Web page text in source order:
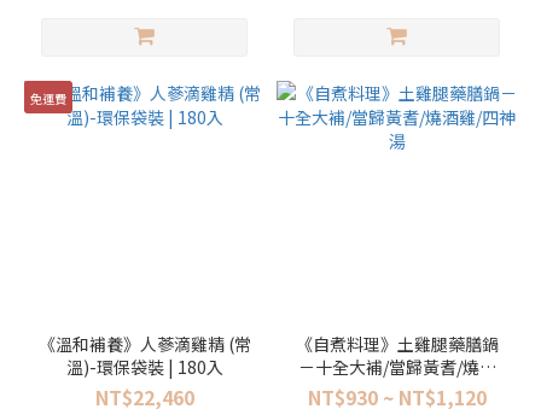
免運費
《溫和補養》人蔘滴雞精 (常
溫)-環保袋裝 | 180入
NT$22,460
《自煮料理》土雞腿藥膳鍋
－十全大補/當歸黃耆/燒酒
雞/四神湯
NT$930 ~ NT$1,120